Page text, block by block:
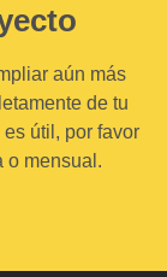
aún más
de tu
útil, por favor
o mensual.